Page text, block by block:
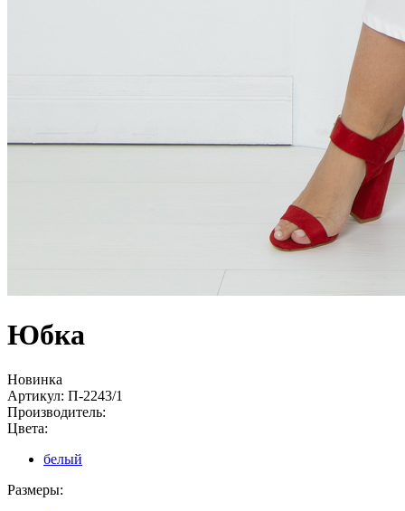
Юбка
Новинка
Артикул: П-2243/1
Производитель:
Цвета:
белый
Размеры: